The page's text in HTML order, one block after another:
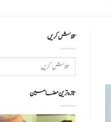
تلاش کریں
تازہ ترین مضامین